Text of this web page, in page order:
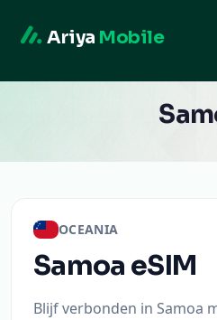
Ariya Mobile
OCEANIA
Samoa eSIM
Blijf verbonden in Samoa